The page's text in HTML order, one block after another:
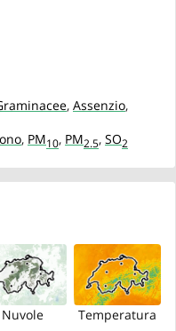
, Assenzio,
, PM10, PM2.5, SO2
Nuvole Temperatura